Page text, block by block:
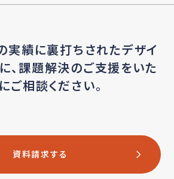
績に裏打ちされたデザイ
、課題解決のご支援をいた
ご相談ください。
資料請求する